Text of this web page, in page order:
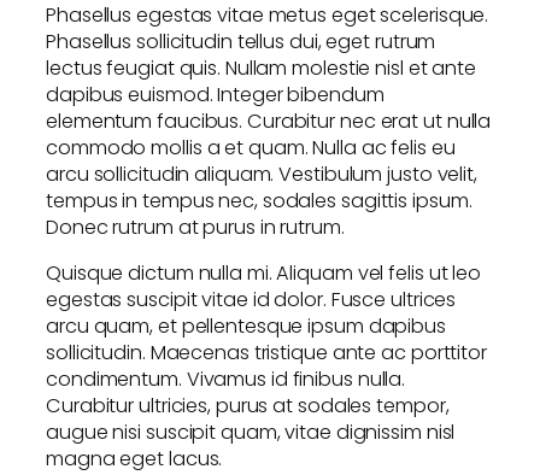
Phasellus egestas vitae metus eget scelerisque.
Phasellus sollicitudin tellus dui, eget rutrum
lectus feugiat quis. Nullam molestie nisl et ante
dapibus euismod. Integer bibendum
elementum faucibus. Curabitur nec erat ut nulla
commodo mollis a et quam. Nulla ac felis eu
arcu sollicitudin aliquam. Vestibulum justo velit,
tempus in tempus nec, sodales sagittis ipsum.
Donec rutrum at purus in rutrum.
Quisque dictum nulla mi. Aliquam vel felis ut leo
egestas suscipit vitae id dolor. Fusce ultrices
arcu quam, et pellentesque ipsum dapibus
sollicitudin. Maecenas tristique ante ac porttitor
condimentum. Vivamus id finibus nulla.
Curabitur ultricies, purus at sodales tempor,
augue nisi suscipit quam, vitae dignissim nisl
magna eget lacus.